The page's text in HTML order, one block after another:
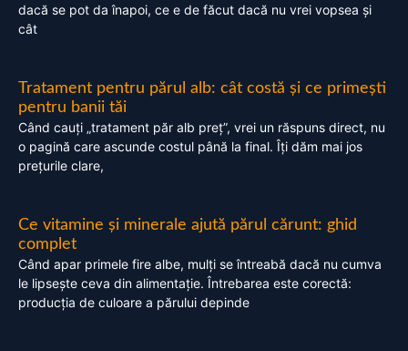
dacă se pot da înapoi, ce e de făcut dacă nu vrei vopsea și
cât
Tratament pentru părul alb: cât costă și ce primești
pentru banii tăi
Când cauți „tratament păr alb preț”, vrei un răspuns direct, nu
o pagină care ascunde costul până la final. Îți dăm mai jos
prețurile clare,
Ce vitamine și minerale ajută părul cărunt: ghid
complet
Când apar primele fire albe, mulți se întreabă dacă nu cumva
le lipsește ceva din alimentație. Întrebarea este corectă:
producția de culoare a părului depinde